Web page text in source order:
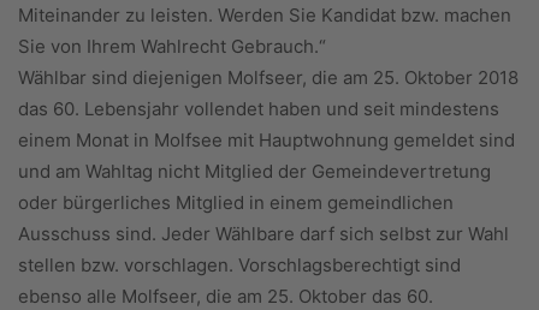
Miteinander zu leisten. Werden Sie Kandidat bzw. machen
Sie von Ihrem Wahlrecht Gebrauch.“
Wählbar sind diejenigen Molfseer, die am 25. Oktober 2018
das 60. Lebensjahr vollendet haben und seit mindestens
einem Monat in Molfsee mit Hauptwohnung gemeldet sind
und am Wahltag nicht Mitglied der Gemeindevertretung
oder bürgerliches Mitglied in einem gemeindlichen
Ausschuss sind. Jeder Wählbare darf sich selbst zur Wahl
stellen bzw. vorschlagen. Vorschlagsberechtigt sind
ebenso alle Molfseer, die am 25. Oktober das 60.